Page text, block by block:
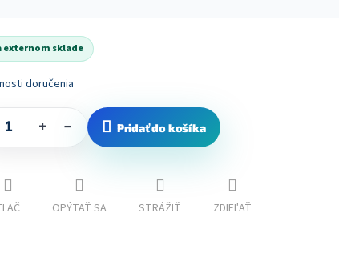
externom sklade
doručenia
+ − Pridať do košíka
OPÝTAŤ SA STRÁŽIŤ ZDIEĽAŤ